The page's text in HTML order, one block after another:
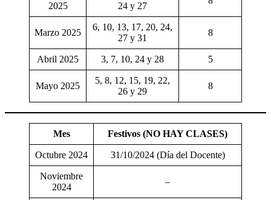
2025
24 y 27
Marzo 2025
6, 10, 13, 17, 20, 24,
27 y 31
8
Abril 2025 3, 7, 10, 24 y 28 5
Mayo 2025
5, 8, 12, 15, 19, 22,
26 y 29
8
Mes Festivos (NO HAY CLASES)
Octubre 2024 31/10/2024 (Día del Docente)
Noviembre
2024
–